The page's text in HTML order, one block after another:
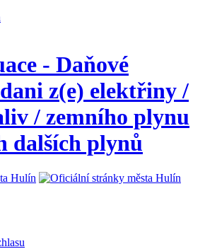
- Daňové
z(e) elektřiny /
/ zemního plynu
dalších plynů